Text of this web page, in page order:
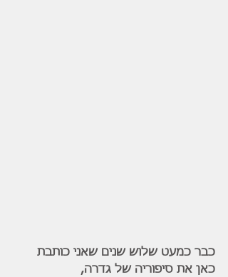
כבר כמעט שלוש שנים שאני כותבת
כאן את סיפוריה של גדרה,